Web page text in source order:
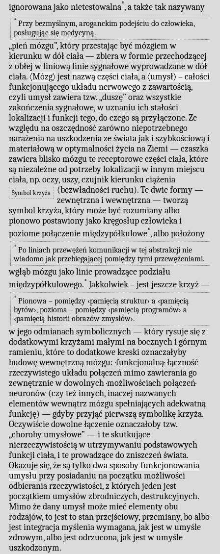
ignorowana jako nietestowalna*
*Przy bezmyślnym, aroganckim podejściu do człowieka,
posługując się medycyną.
, a także tak nazywany
„pień mózgu”, który przestając być mózgiem w
kierunku w dół ciała — zbiera w formie przechodzącej
z obłej w liniową linie sygnałowe wyprowadzane w dół
ciała.〈Mózg〉jestnazwą części ciała, a〈umysł〉 – całości
funkcjonującegoukładu nerwowegoz zawartością,
czyli umysł zawiera tzw. „duszę” oraz wszystkie
zakończenia sygnałowe, w uznaniu ich stałości
lokalizacji i funkcji tego, do czego są przyłączone. Ze
względu na oszczędność zarówno niepotrzebnego
narażenia na uszkodzenia ze świata jak i szybkościową i
materiałową w optymalności życia na Ziemi — czaszka
zawiera blisko mózgu te receptorowe części ciała, które
są niezależne od potrzeby lokalizacji w innym miejscu
ciała, np. oczy, uszy, czujnik kierunku ciążenia
(bezwładności ruchu).
Symbol krzyża
Te dwie formy —
zewnętrzna i wewnętrzna — tworzą
symbol krzyża, który może być rozumiany albo
pionowo postawiony jako kręgosłup człowieka i
poziome połączenie międzypółkulowe*
*Po liniach przewężeń komunikacji w tej abstrakcji nie
wiadomo jak przebiegającej pomiędzy tymi przewężeniami.
, albo położony
wgłąb mózgu jako linie prowadzące podziału
międzypółkulowego.*
*Pionowa – pomiędzy ‹pamięcią struktur› a ‹pamięcią
bytów›, pozioma – pomiędzy ‹pamięcią programów› a
‹pamięcią historii obrazów zmysłów›.
Jakkolwiek – jest jeszcze krzyż —
w jego odmianach symbolicznych — który rysuje się z
dodatkowymi krzyżami małymi na bocznych i górnym
ramieniu, które to dodatkowe kreski oznaczałyby
budowę wewnętrzną mózgu: ·funkcjonalną· łączność
rzeczywistego układu połączeń mimo zawierania go
zewnętrznie w dowolnych ·możliwościach połączeń·
neuronów (czy też innych, inaczej nazwanych
elementów wewnątrz mózgu spełniających adekwatną
funkcję) — gdyby przyjąć pierwszą symbolikę krzyża.
Oczywiście dowolne łączenie oznaczałoby tzw.
„choroby umysłowe” — i te skutkujące
nierzeczywistością w utrzymywaniu podstawowych
funkcji ciała, i te prowadzące do zniszczeń świata.
Okazuje się, że są tylkodwa sposoby funkcjonowania
umysłuprzy posiadaniu na początku możliwości
odbierania rzeczywistości, z których jeden jest
początkiem umysłów zbrodniczych, destrukcyjnych.
Mimo że dany umysł może mieć elementy obu
rodzajów, to jest to stan przejściowy, przemiany, bo albo
jest integracja myślenia wymagana, jak jest w umyśle
zdrowym, albo jest odrzucona, jak jest w umyśle
uszkodzonym.